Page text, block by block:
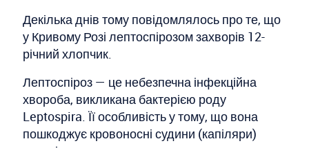
Декілька днів тому повідомлялось про те, що
у Кривому Розі лептоспірозом захворів 12-
річний хлопчик.
Лептоспіроз — це небезпечна інфекційна
хвороба, викликана бактерією роду
Leptospira. Її особливість у тому, що вона
пошкоджує кровоносні судини (капіляри)